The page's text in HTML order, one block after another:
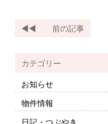
前の記事
カテゴリー
お知らせ
物件情報
日記・つぶやき